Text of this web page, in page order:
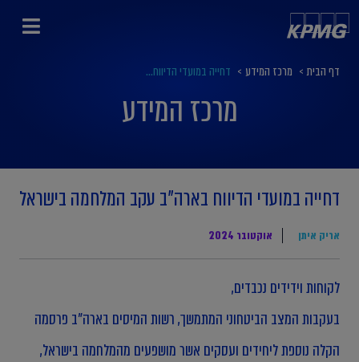
דף הבית > מרכז המידע > דחייה במועדי הדיווח...
מרכז המידע
דחייה במועדי הדיווח בארה"ב עקב המלחמה בישראל
אריק איתן אוקטובר 2024
לקוחות וידידים נכבדים,
בעקבות המצב הביטחוני המתמשך, רשות המיסים בארה"ב פרסמה
הקלה נוספת ליחידים ועסקים אשר מושפעים מהמלחמה בישראל,